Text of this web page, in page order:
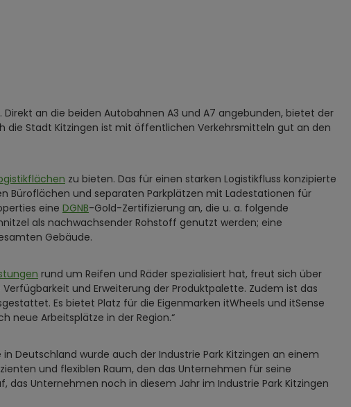
an die beiden Autobahnen A3 und A7 angebunden, bietet der
die Stadt Kitzingen ist mit öffentlichen Verkehrsmitteln gut an den
zu bieten. Das für einen starken Logistikfluss konzipierte
Büroflächen und separaten Parkplätzen mit Ladestationen für
eine DGNB-Gold-Zertifizierung an, die u. a. folgende
als nachwachsender Rohstoff genutzt werden; eine
Gebäude.
rund um Reifen und Räder spezialisiert hat, freut sich über
und Erweiterung der Produktpalette. Zudem ist das
Es bietet Platz für die Eigenmarken itWheels und itSense
neue Arbeitsplätze in der Region.“
Deutschland wurde auch der Industrie Park Kitzingen an einem
und flexiblen Raum, den das Unternehmen für seine
Unternehmen noch in diesem Jahr im Industrie Park Kitzingen